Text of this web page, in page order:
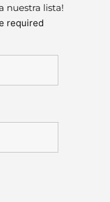
nuestra lista!
required